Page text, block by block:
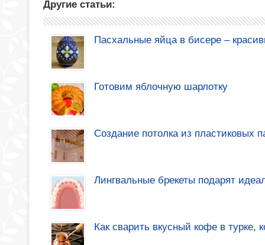
Другие статьи:
Пасхальные яйца в бисере –
Готовим яблочную шарлотку
Создание потолка из пластиковых
Лингвальные брекеты подарят
Как сварить вкусный кофе в турке,